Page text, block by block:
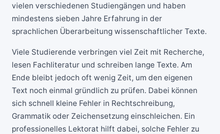
vielen verschiedenen Studiengängen und haben
mindestens sieben Jahre Erfahrung in der
sprachlichen Überarbeitung wissenschaftlicher Texte.
Viele Studierende verbringen viel Zeit mit Recherche,
lesen Fachliteratur und schreiben lange Texte. Am
Ende bleibt jedoch oft wenig Zeit, um den eigenen
Text noch einmal gründlich zu prüfen. Dabei können
sich schnell kleine Fehler in Rechtschreibung,
Grammatik oder Zeichensetzung einschleichen. Ein
professionelles Lektorat hilft dabei, solche Fehler zu